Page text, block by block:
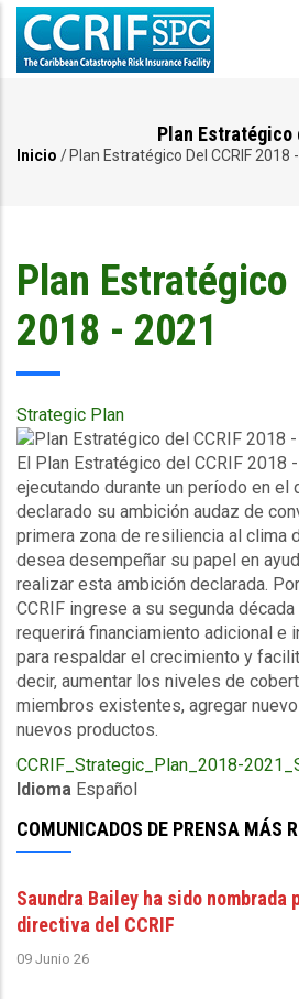
Pasar
contenido
Plan Estratégico
Inicio / Plan Estratégico Del CCRIF 2018
Plan Estratégico
2018 - 2021
Strategic Plan
Publication
Cover
Description
El Plan Estratégico del CCRIF 2018
ejecutando durante un período en el
declarado su ambición audaz de
primera zona de resiliencia al clima
desea desempeñar su papel en
realizar esta ambición declarada.
CCRIF ingrese a su segunda
requerirá financiamiento adicional e
para respaldar el crecimiento y
decir, aumentar los niveles de
miembros existentes, agregar
nuevos productos.
Upload
Publication
CCRIF_Strategic_Plan_2018-
Idioma Español
COMUNICADOS DE PRENSA MÁS
Saundra Bailey ha sido nombrada
directiva del CCRIF
09 Junio 26